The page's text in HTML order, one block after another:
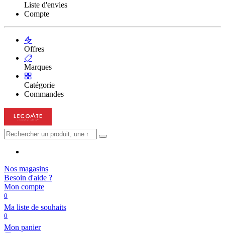
Liste d'envies
Compte
Offres
Marques
Catégorie
Commandes
Nos magasins
Besoin d'aide ?
Mon compte
0
Ma liste de souhaits
0
Mon panier